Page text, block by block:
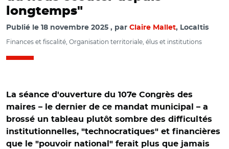
longtemps"
Publié le 18 novembre 2025 par Claire Mallet, Localtis
Finances et fiscalité, Organisation territoriale, élus et institutions
La séance d'ouverture du 107e Congrès des
maires – le dernier de ce mandat municipal – a
brossé un tableau plutôt sombre des difficultés
institutionnelles, "technocratiques" et financières
que le "pouvoir national" ferait plus que jamais